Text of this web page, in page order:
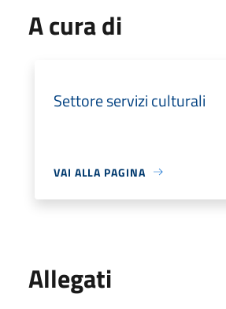
A cura di
Settore servizi culturali
VAI ALLA PAGINA
Allegati